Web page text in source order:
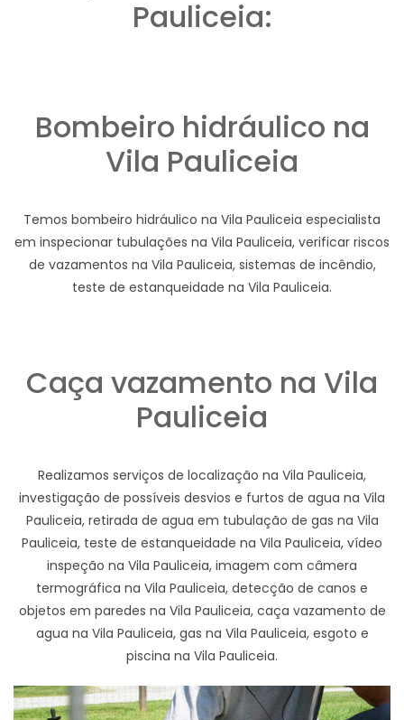
Pauliceia:
Bombeiro hidráulico na
Vila Pauliceia
Temos bombeiro hidráulico na Vila Pauliceia especialista
em inspecionar tubulações na Vila Pauliceia, verificar riscos
de vazamentos na Vila Pauliceia, sistemas de incêndio,
teste de estanqueidade na Vila Pauliceia.
Caça vazamento na Vila
Pauliceia
Realizamos serviços de localização na Vila Pauliceia,
investigação de possíveis desvios e furtos de agua na Vila
Pauliceia, retirada de agua em tubulação de gas na Vila
Pauliceia, teste de estanqueidade na Vila Pauliceia, vídeo
inspeção na Vila Pauliceia, imagem com câmera
termográfica na Vila Pauliceia, detecção de canos e
objetos em paredes na Vila Pauliceia, caça vazamento de
agua na Vila Pauliceia, gas na Vila Pauliceia, esgoto e
piscina na Vila Pauliceia.